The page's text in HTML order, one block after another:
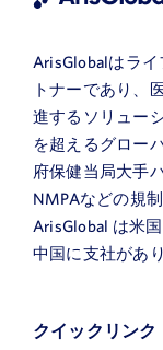
名
姓
メ
ArisGlobalはラ
トナーであり、
進するソリュー
を超えるグロー
府保健当局大手
NMPAなどの規
ArisGlobal は米
中国に支社があ
クイックリンク